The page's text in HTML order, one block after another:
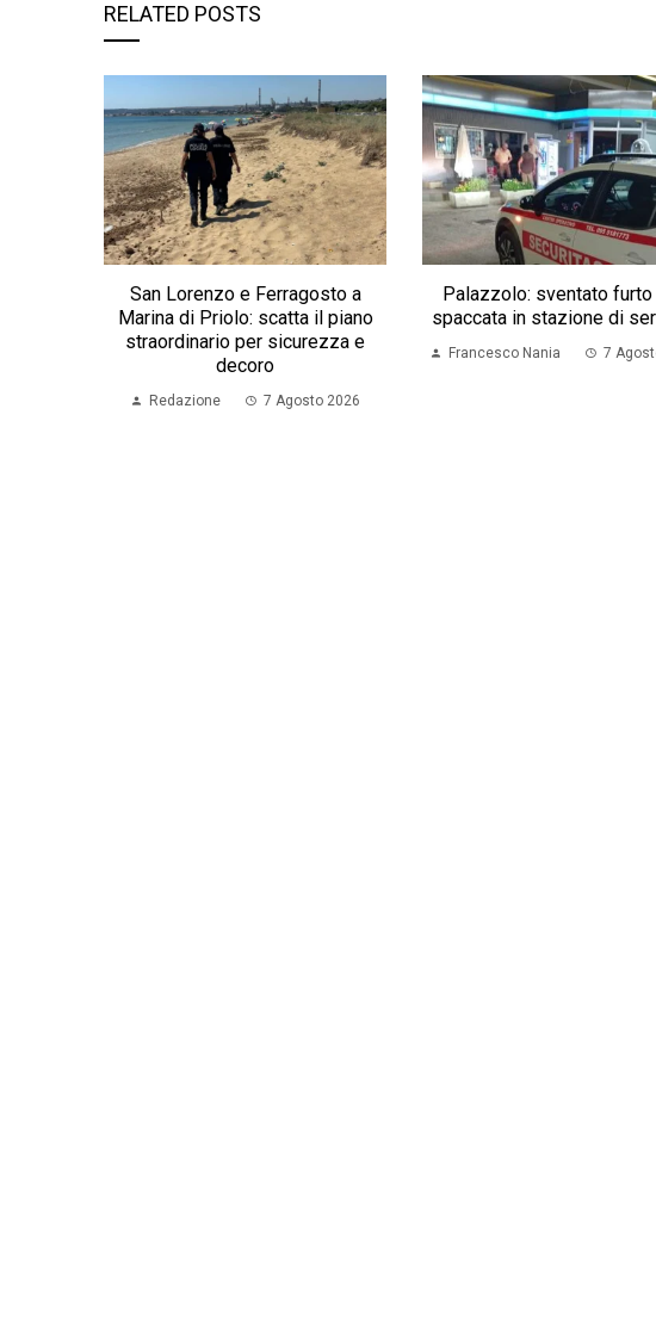
RELATED POSTS
San Lorenzo e Ferragosto a
Marina di Priolo: scatta il piano
straordinario per sicurezza e
decoro
Redazione 7 Agosto 2026
Palazzolo: sventato furto
spaccata in stazione di
Francesco Nania 7